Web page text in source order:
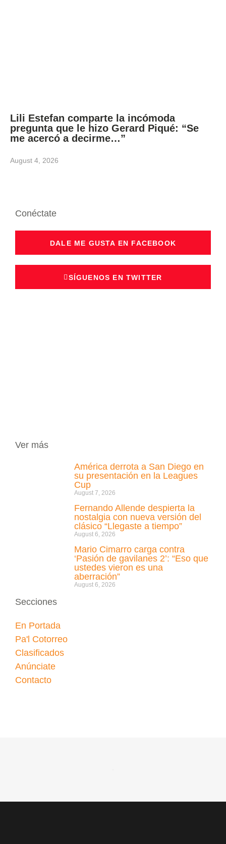
Lili Estefan comparte la incómoda
pregunta que le hizo Gerard Piqué: “Se
me acercó a decirme…”
August 4, 2026
Conéctate
DALE ME GUSTA EN FACEBOOK
SÍGUENOS EN TWITTER
Ver más
América derrota a San Diego en
su presentación en la Leagues
Cup
August 7, 2026
Fernando Allende despierta la
nostalgia con nueva versión del
clásico “Llegaste a tiempo”
August 6, 2026
Mario Cimarro carga contra
‘Pasión de gavilanes 2’: “Eso que
ustedes vieron es una
aberración”
August 6, 2026
Secciones
En Portada
Pa'l Cotorreo
Clasificados
Anúnciate
Contacto